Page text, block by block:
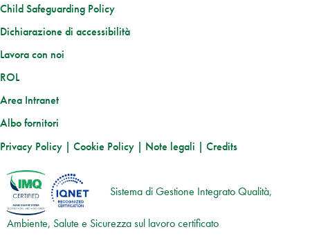
Child Safeguarding Policy
Dichiarazione di accessibilità
Lavora con noi
ROL
Area Intranet
Albo fornitori
Privacy Policy | Cookie Policy | Note legali | Credits
Sistema di Gestione Integrato Qualità,
Ambiente, Salute e Sicurezza sul lavoro certificato